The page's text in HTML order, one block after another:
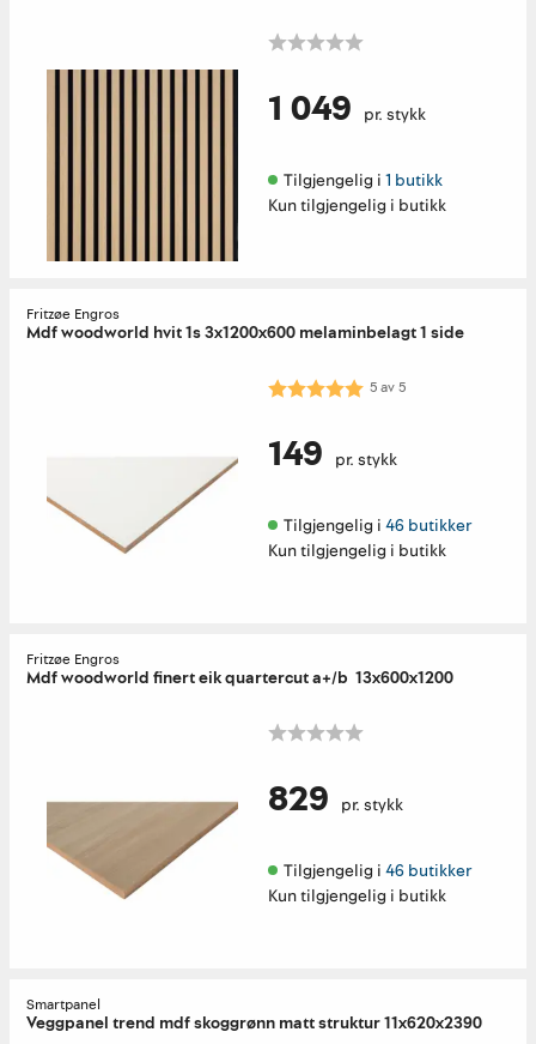
1 049 pr. stykk
Tilgjengelig i 1 butikk
Kun tilgjengelig i butikk
Fritzøe Engros
Mdf woodworld hvit 1s 3x1200x600 melaminbelagt 1 side
Karakter: 5.0 av 5 mulige
5av5
149 pr. stykk
Tilgjengelig i 46 butikker
Kun tilgjengelig i butikk
Fritzøe Engros
Mdf woodworld finert eik quartercut a+/b 13x600x1200
829 pr. stykk
Tilgjengelig i 46 butikker
Kun tilgjengelig i butikk
Smartpanel
Veggpanel trend mdf skoggrønn matt struktur 11x620x2390